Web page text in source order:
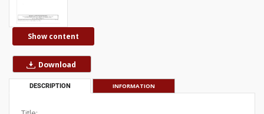
Show content
Download
DESCRIPTION INFORMATION